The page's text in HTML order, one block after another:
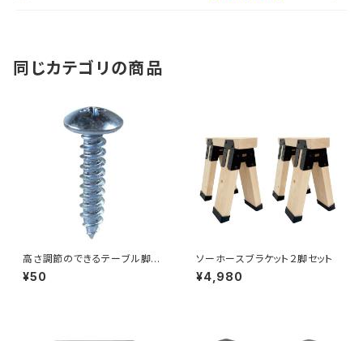
同じカテゴリの商品
高さ調節のできるテーブル脚用
ビス6×16（CO-123B）
¥50
ソーホースブラケット２脚セット
¥4,980